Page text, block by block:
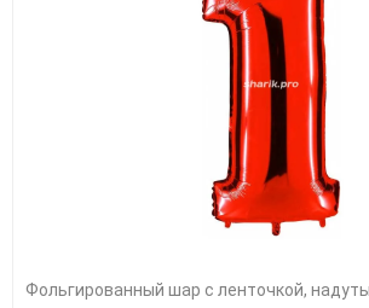
Фольгированный шар с ленточкой,